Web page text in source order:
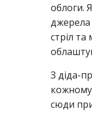
облоги.
джерела
стріл
З діда-
сюди